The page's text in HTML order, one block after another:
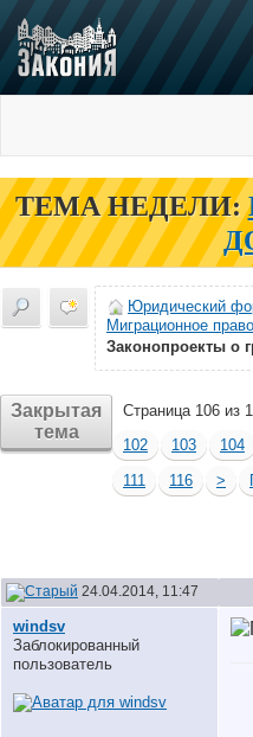
ТЕМА НЕДЕЛИ:
Юридический
Миграционное право
Законопроекты о
Закрытая
тема
Страница 106 из
102
103 104
111
116 >
24.04.2014, 11:47
windsv
Заблокированный
пользователь